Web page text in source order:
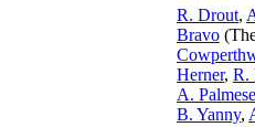
R. Drout,
Bravo
Herner, R.
A. Palmese
B. Yanny,